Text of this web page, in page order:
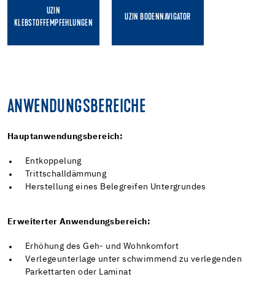
UZIN
KLEBSTOFFEMPFEHLUNGEN
UZIN BODENNAVIGATOR
ANWENDUNGSBEREICHE
Hauptanwendungsbereich:
Entkoppelung
Trittschalldämmung
Herstellung eines Belegreifen Untergrundes
Erweiterter Anwendungsbereich:
Erhöhung des Geh- und Wohnkomfort
Verlegeunterlage unter schwimmend zu verlegenden
Parkettarten oder Laminat